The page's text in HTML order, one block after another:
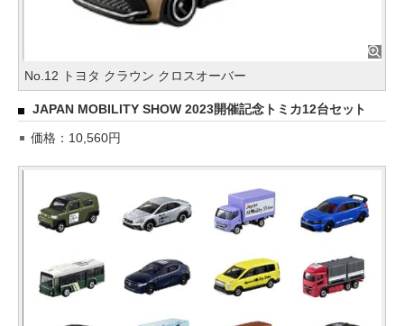
No.12 トヨタ クラウン クロスオーバー
JAPAN MOBILITY SHOW 2023開催記念トミカ12台セット
価格：10,560円